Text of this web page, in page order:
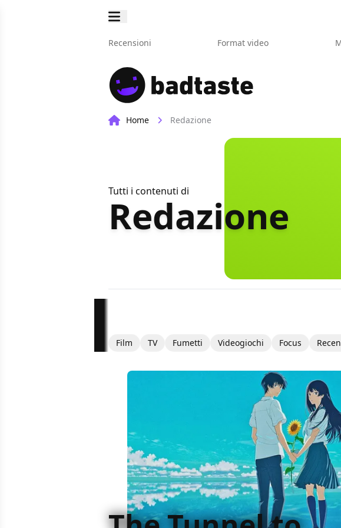
Recensioni Format video
Home Redazione
Tutti i contenuti di
Redazione
Film TV Fumetti Videogiochi Focus